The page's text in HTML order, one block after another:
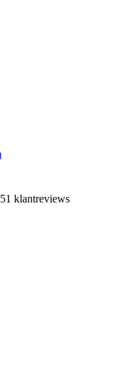
klantreviews